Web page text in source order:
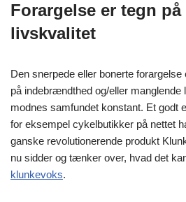
Forargelse er tegn
livskvalitet
Den snerpede eller bonerte
på indebrændthed og/eller manglende
modnes samfundet konstant. Et godt
for eksempel cykelbutikker på nettet
ganske revolutionerende produkt
nu sidder og tænker over, hvad det
klunkevoks.